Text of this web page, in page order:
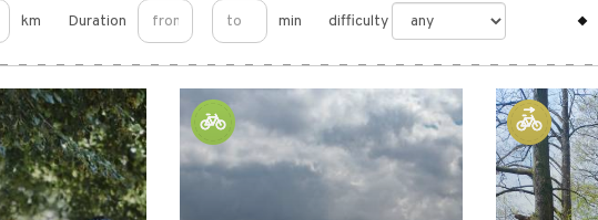
km Duration min difficulty